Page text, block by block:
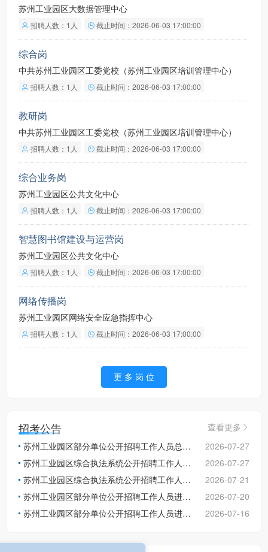
苏州工业园区大数据管理中心
招聘人数：1人 截止时间：2026-06-03 17:00:00
综合岗
中共苏州工业园区工委党校（苏州工业园区培训管理中心）
招聘人数：1人 截止时间：2026-06-03 17:00:00
教研岗
中共苏州工业园区工委党校（苏州工业园区培训管理中心）
招聘人数：1人 截止时间：2026-06-03 17:00:00
综合业务岗
苏州工业园区公共文化中心
招聘人数：1人 截止时间：2026-06-03 17:00:00
智慧图书馆建设与运营岗
苏州工业园区公共文化中心
招聘人数：1人 截止时间：2026-06-03 17:00:00
网络传播岗
苏州工业园区网络安全应急指挥中心
招聘人数：1人 截止时间：2026-06-03 17:00:00
更 多 岗 位
招考公告
查看更多
苏州工业园区部分单位公开招聘工作人员总成绩及进入体检人员名单公告
2026-07-27
苏州工业园区综合执法系统公开招聘工作人员总成绩及进入体检人员名单
2026-07-27
苏州工业园区综合执法系统公开招聘工作人员进入第二轮面试人员公告
2026-07-21
苏州工业园区部分单位公开招聘工作人员进入第二轮面试人员公告
2026-07-20
苏州工业园区部分单位公开招聘工作人员进入第一轮面试人员补充公告
2026-07-16